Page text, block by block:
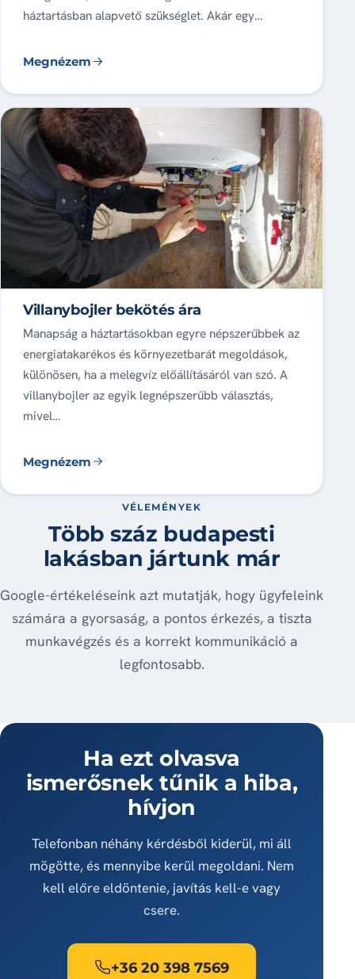
háztartásban alapvető szükséglet. Akár egy…
Megnézem
Villanybojler bekötés ára
Manapság a háztartásokban egyre népszerűbbek az
energiatakarékos és környezetbarát megoldások,
különösen, ha a melegvíz előállításáról van szó. A
villanybojler az egyik legnépszerűbb választás,
mivel…
Megnézem
VÉLEMÉNYEK
Több száz budapesti
lakásban jártunk már
Google-értékeléseink azt mutatják, hogy ügyfeleink
számára a gyorsaság, a pontos érkezés, a tiszta
munkavégzés és a korrekt kommunikáció a
legfontosabb.
Ha ezt olvasva
ismerősnek tűnik a hiba,
hívjon
Telefonban néhány kérdésből kiderül, mi áll
mögötte, és mennyibe kerül megoldani. Nem
kell előre eldöntenie, javítás kell-e vagy
csere.
+36 20 398 7569